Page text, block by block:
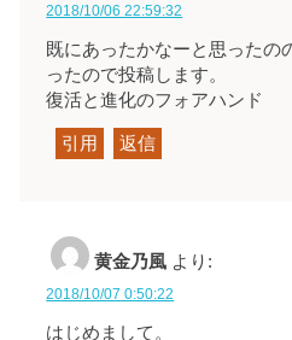
2018/10/06 22:59:32
既にあったかなーと思ったの
ったので投稿します。
復活と進化のフォアハンド
引用 返信
黄金乃風 より:
2018/10/07 0:50:22
はじめまして。